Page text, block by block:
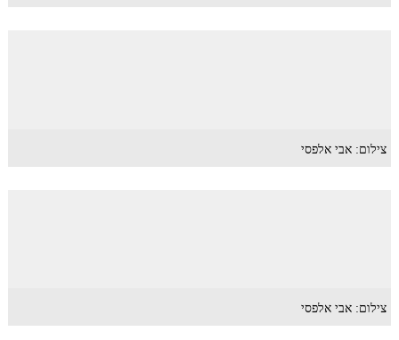
צילום: אבי אלפסי
צילום: אבי אלפסי